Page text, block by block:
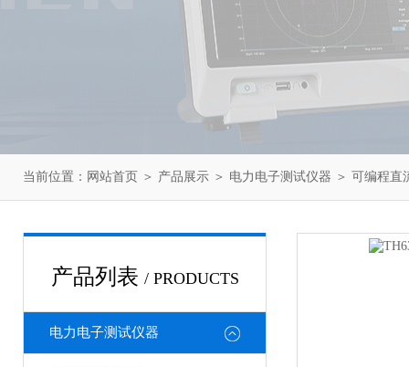
当前位置： 网站首页 ＞ 产品展示 ＞ 电力电子测试仪器 ＞ 可编程直
产品列表 / PRODUCTS
电力电子测试仪器